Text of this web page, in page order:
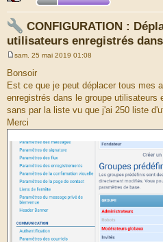
CONFIGURATION :
utilisateurs enregistrés
s
s
g
e
sam. 25 mai 2019 01:08
Bonsoir
Est ce que je peut déplacer tous mes
enregistrés dans le groupe utilisateurs
sans par la liste vu que j'ai 250 liste
Merci